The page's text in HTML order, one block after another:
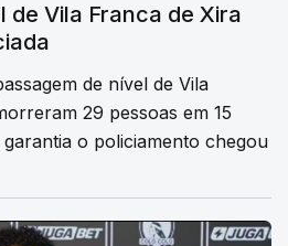
de Vila Franca de Xira
de nível de Vila
29 pessoas em 15
o policiamento chegou